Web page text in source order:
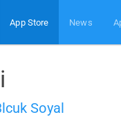
App Store News
Soyal